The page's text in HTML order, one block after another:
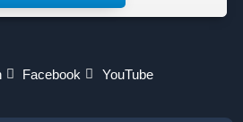
Facebook YouTube